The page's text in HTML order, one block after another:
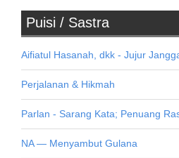
Puisi / Sastra
Aifiatul Hasanah, dkk - Jujur
Perjalanan & Hikmah
Parlan - Sarang Kata; Penuang
NA — Menyambut Gulana